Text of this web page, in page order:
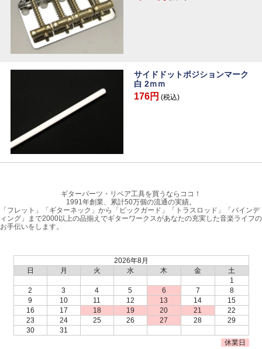
サイドドットポジションマーク
白 2ｍｍ
176円 (税込)
ギターパーツ・リペア工具を買うならココ！
1991年創業、累計50万個の流通の実績。
「フレット」「ギターネック」から「ピックガード」「トラスロッド」「バインデ
ィング」まで2000以上の品揃えでギターワークスがあなたの充実した音楽ライフの
お手伝いをします。
2026年8月
日
月 火 水 木 金
土
1
2
3 4 5 6 7
8
9
10 11 12 13 14
15
16
17 18 19 20 21
22
23
24 25 26 27 28
29
30
31
休業日